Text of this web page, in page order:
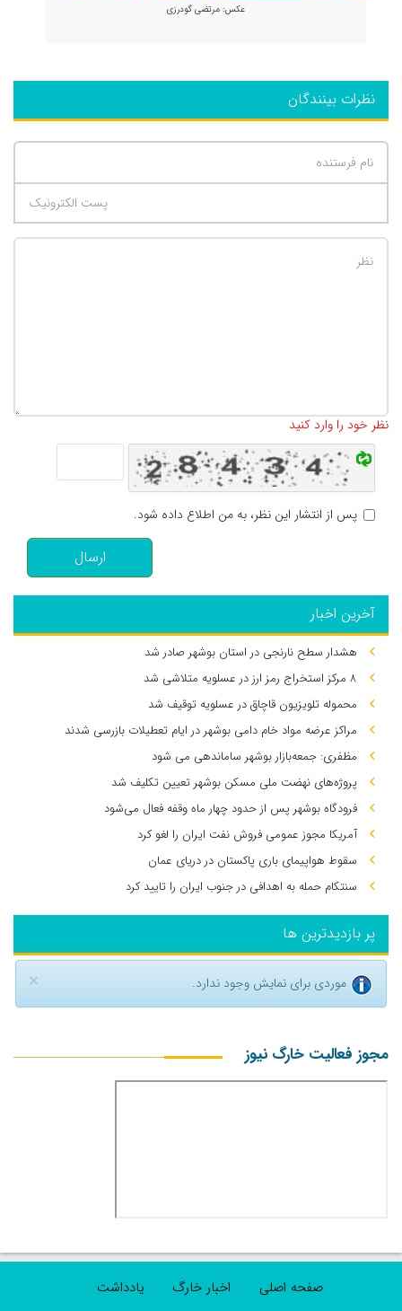
عکس: مرتضی گودرزی
نظرات بینندگان
نظر خود را وارد کنید
پس از انتشار این نظر، به من اطلاع داده شود.
ارسال
آخرین اخبار
هشدار سطح نارنجی در استان بوشهر صادر شد
۸ مرکز استخراج رمز ارز در عسلویه متلاشی شد
محموله تلویزیون قاچاق در عسلویه توقیف شد
مراکز عرضه مواد خام دامی بوشهر در ایام تعطیلات بازرسی شدند
مظفری: جمعه‌بازار بوشهر ساماندهی می‌ شود
پروژه‌های نهضت ملی مسکن بوشهر تعیین تکلیف شد
فرودگاه بوشهر پس از حدود چهار ماه وقفه فعال می‌شود
آمریکا مجوز عمومی فروش نفت ایران را لغو کرد
سقوط هواپیمای باری پاکستان در دریای عمان
سنتکام حمله به اهدافی در جنوب ایران را تایید کرد
پر بازدیدترین ها
× موردی برای نمایش وجود ندارد.
مجوز فعالیت خارگ نیوز
صفحه اصلی اخبار خارگ یادداشت